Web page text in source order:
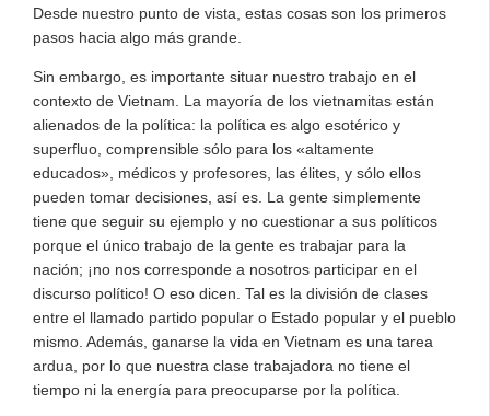
Desde nuestro punto de vista, estas cosas son los primeros
pasos hacia algo más grande.
Sin embargo, es importante situar nuestro trabajo en el
contexto de Vietnam. La mayoría de los vietnamitas están
alienados de la política: la política es algo esotérico y
superfluo, comprensible sólo para los «altamente
educados», médicos y profesores, las élites, y sólo ellos
pueden tomar decisiones, así es. La gente simplemente
tiene que seguir su ejemplo y no cuestionar a sus políticos
porque el único trabajo de la gente es trabajar para la
nación; ¡no nos corresponde a nosotros participar en el
discurso político! O eso dicen. Tal es la división de clases
entre el llamado partido popular o Estado popular y el pueblo
mismo. Además, ganarse la vida en Vietnam es una tarea
ardua, por lo que nuestra clase trabajadora no tiene el
tiempo ni la energía para preocuparse por la política.